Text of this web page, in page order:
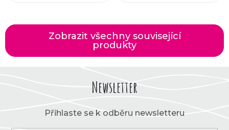
Zobrazit všechny související
produkty
Newsletter
Přihlaste se k odběru newsletteru